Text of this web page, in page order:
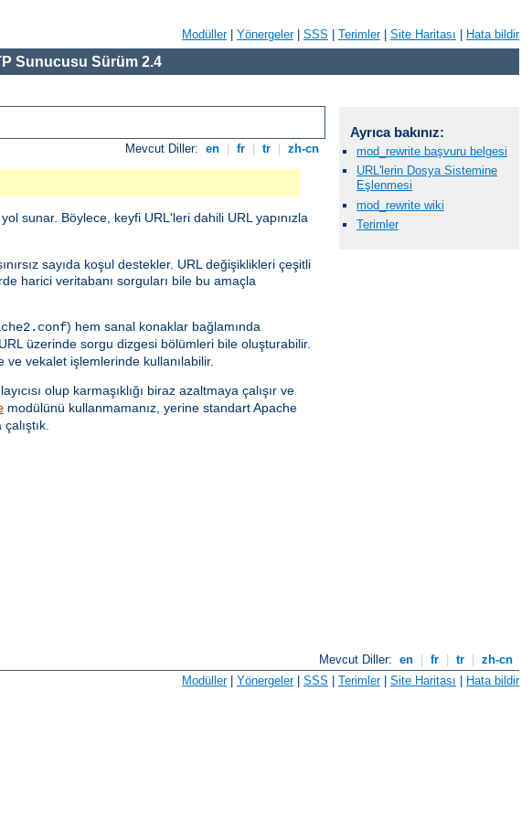
Modüller| Yönergeler| SSS Terimler| Site Haritası Hata bildir
Sunucusu Sürüm 2.4
Mevcut Diller: en fr tr zh-cn
sunar. Böylece, keyfi URL'leri dahili URL yapınızla
sayıda koşul destekler. URL değişiklikleri çeşitli
harici veritabanı sorguları bile bu amaçla
) hem sanal konaklar bağlamında
üzerinde sorgu dizgesi bölümleri bile oluşturabilir.
vekalet işlemlerinde kullanılabilir.
olup karmaşıklığı biraz azaltmaya çalışır ve
modülünü kullanmamanız, yerine standart Apache
Mevcut Diller: en fr tr
zh-cn
Modüller| Yönergeler| SSS | Terimler| Site Haritası | Hata bildir
Ayrıca bakınız:
mod_rewrite başvuru belgesi
URL'lerin Dosya Sistemine
Eşlenmesi
mod_rewrite wiki
Terimler